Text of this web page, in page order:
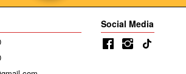
Social Media